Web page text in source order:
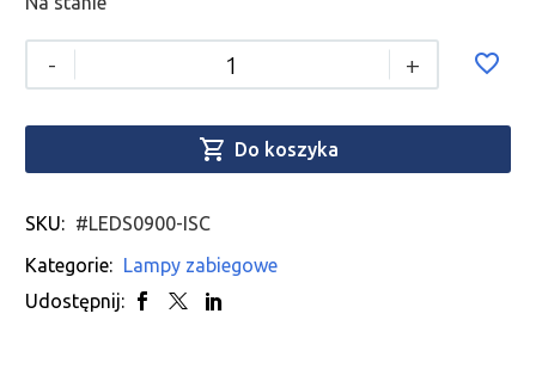
- +
 Do koszyka
SKU: #LEDS0900-ISC
Kategorie: Lampy zabiegowe
Udostępnij: